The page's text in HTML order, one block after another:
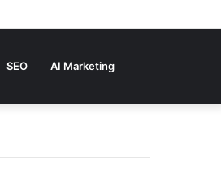
SEO AI Marketing